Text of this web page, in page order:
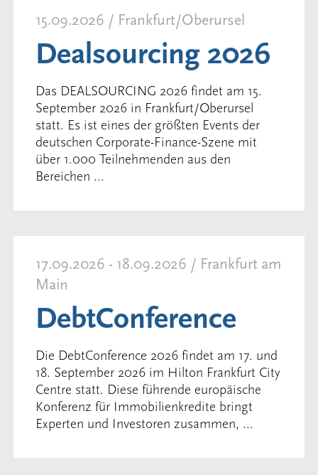
15.09.2026 / Frankfurt/Oberursel
Dealsourcing 2026
Das DEALSOURCING 2026 findet am 15.
September 2026 in Frankfurt/Oberursel
statt. Es ist eines der größten Events der
deutschen Corporate-Finance-Szene mit
über 1.000 Teilnehmenden aus den
Bereichen ...
17.09.2026 - 18.09.2026 / Frankfurt am
Main
DebtConference
Die DebtConference 2026 findet am 17. und
18. September 2026 im Hilton Frankfurt City
Centre statt. Diese führende europäische
Konferenz für Immobilienkredite bringt
Experten und Investoren zusammen, ...